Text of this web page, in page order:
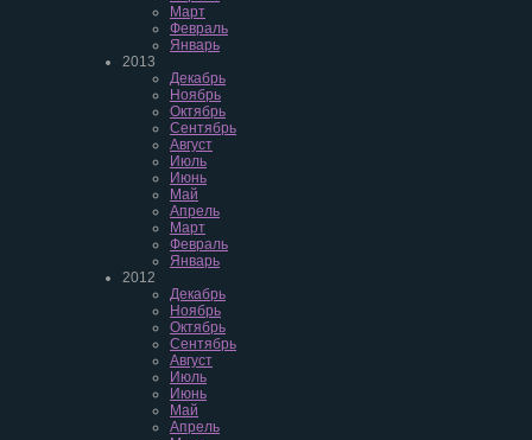
Март
Февраль
Январь
2013
Декабрь
Ноябрь
Октябрь
Сентябрь
Август
Июль
Июнь
Май
Апрель
Март
Февраль
Январь
2012
Декабрь
Ноябрь
Октябрь
Сентябрь
Август
Июль
Июнь
Май
Апрель